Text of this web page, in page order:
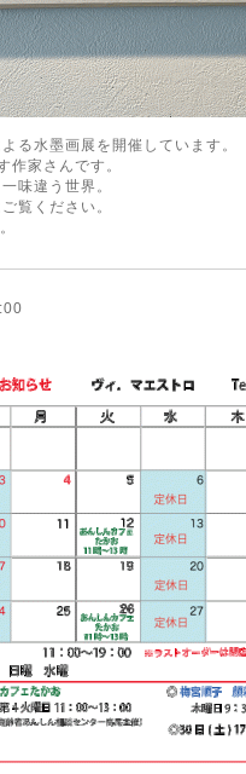
る水墨画展を開催しています。
作家さんです。
味違う世界。
覧ください。